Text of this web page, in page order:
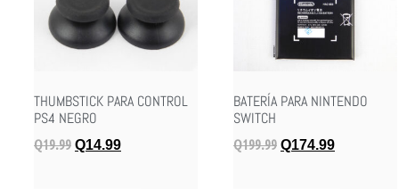
THUMBSTICK PARA CONTROL
PS4 NEGRO
Q19.99 Q14.99
BATERÍA PARA NINTENDO
SWITCH
Q199.99 Q174.99